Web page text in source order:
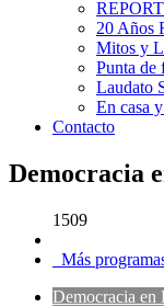
20 Años
Mitos y
Punta de
Laudato
En casa
Contacto
Democracia
1509
Más
Democracia en